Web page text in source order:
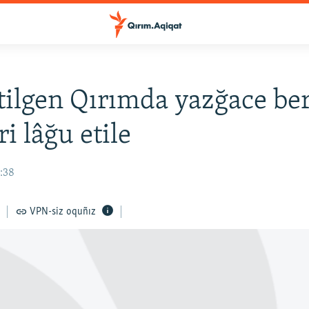
Qırımda yazğace
lâğu etile
VPN-siz oquñız